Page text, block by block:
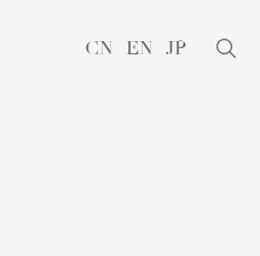
CN EN JP